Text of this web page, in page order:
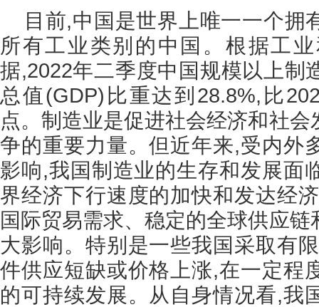
目前,中国是世界上唯一一个拥
所有工业类别的中国。根据工
据,2022年二季度中国规模以上制
总值(GDP)比重达到28.8%,比
点。制造业是促进社会经济和社
争的重要力量。但近年来,受内外
影响,我国制造业的生存和发展面
界经济下行速度的加快和发达经
国际贸易需求、稳定的全球供应
大影响。特别是一些我国采取有
件供应短缺或价格上涨,在一定程
的可持续发展。从自身情况看,我